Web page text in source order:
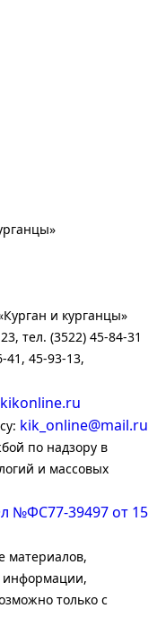
и курганцы»
тел. (3522) 45-84-31
41, 45-93-13,
kik_online@mail.ru
по надзору в
и массовых
№ФС77-39497 от 15
материалов,
информации,
только с